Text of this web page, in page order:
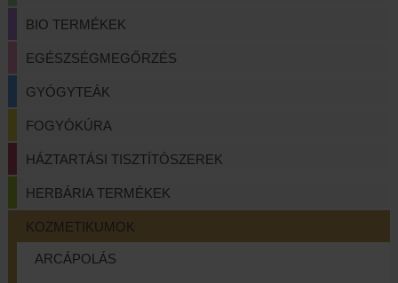
BIO TERMÉKEK
EGÉSZSÉGMEGŐRZÉS
GYÓGYTEÁK
FOGYÓKÚRA
HÁZTARTÁSI TISZTÍTÓSZEREK
HERBÁRIA TERMÉKEK
KOZMETIKUMOK
ARCÁPOLÁS